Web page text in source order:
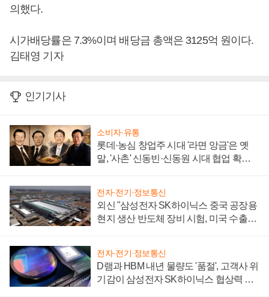
의했다.
시가배당률은 7.3%이며 배당금 총액은 3125억 원이다.
김태영 기자
인기기사
소비자·유통
롯데·농심 창업주 시대 '라면 앙금'은 옛
말, '사촌' 신동빈·신동원 시대 협업 확대
전자·전기·정보통신
외신 "삼성전자 SK하이닉스 중국 공장용
현지 생산 반도체 장비 시험, 미국 수출통
전자·전기·정보통신
D램과 HBM 내년 물량도 '품절', 고객사 위
기감이 삼성전자 SK하이닉스 협상력 더